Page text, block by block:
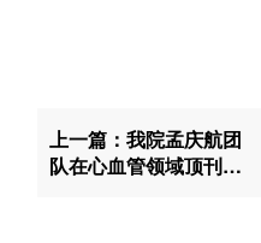
上一篇：我院孟庆航团
队在心血管领域顶刊《C